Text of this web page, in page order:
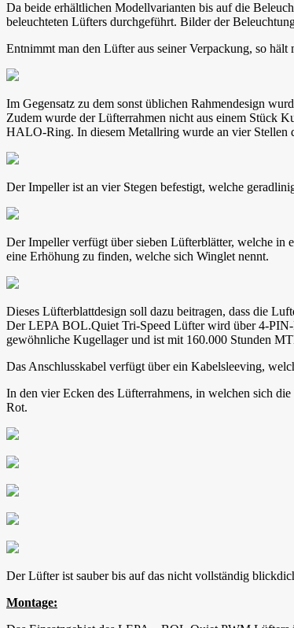
Da beide erhältlichen Modellvarianten bis auf die
beleuchteten Lüfters durchgeführt. Bilder der
Entnimmt man den Lüfter aus seiner Verpackung, so
Im Gegensatz zu dem sonst üblichen Rahmendesign
Zudem wurde der Lüfterrahmen nicht aus einem Stück
HALO-Ring. In diesem Metallring wurde an vier Stellen
Der Impeller ist an vier Stegen befestigt, welche
Der Impeller verfügt über sieben Lüfterblätter, welche in
eine Erhöhung zu finden, welche sich Winglet nennt.
Dieses Lüfterblattdesign soll dazu beitragen, dass die
Der LEPA BOL.Quiet Tri-Speed Lüfter wird über 4-PIN-
gewöhnliche Kugellager und ist mit 160.000 Stunden
Das Anschlusskabel verfügt über ein Kabelsleeving,
In den vier Ecken des Lüfterrahmens, in welchen sich
Rot.
Der Lüfter ist sauber bis auf das nicht vollständig
Montage: